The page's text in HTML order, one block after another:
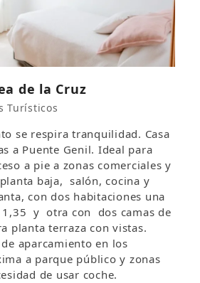
de la Cruz
Turísticos
se respira tranquilidad. Casa
a Puente Genil. Ideal para
a pie a zonas comerciales y
baja, salón, cocina y
con dos habitaciones una
1,35 y otra con dos camas de
planta terraza con vistas.
aparcamiento en los
a parque público y zonas
de usar coche.